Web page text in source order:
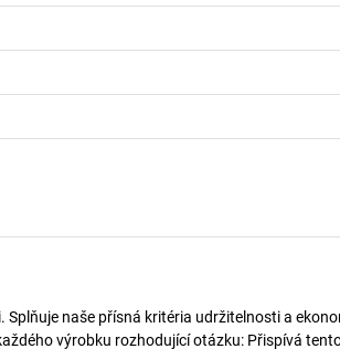
naše přísná kritéria udržitelnosti a
výrobku rozhodující otázku: Přispívá